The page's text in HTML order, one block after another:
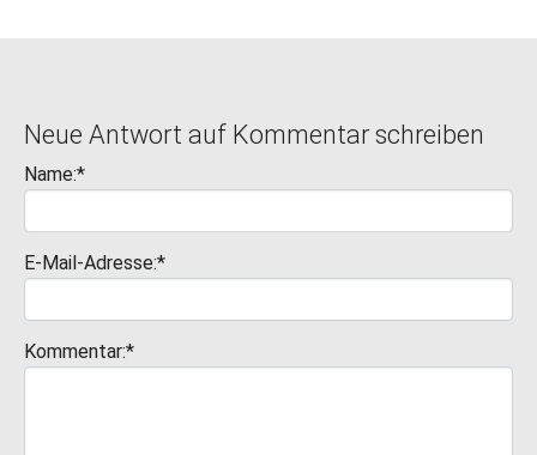
Neue Antwort auf Kommentar schreiben
Name:*
E-Mail-Adresse:*
Kommentar:*